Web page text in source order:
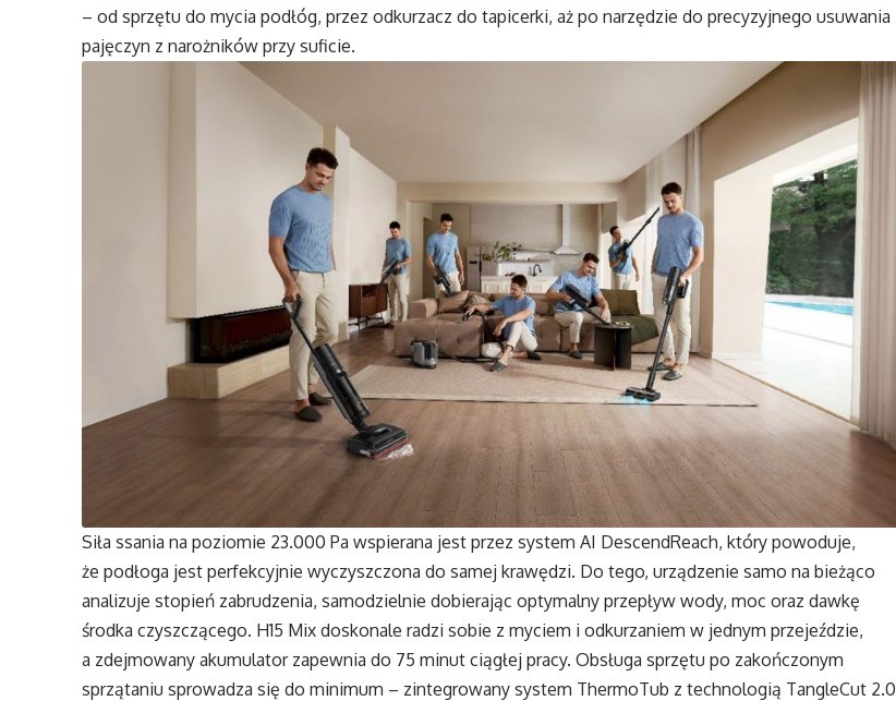
– od sprzętu do mycia podłóg, przez odkurzacz do tapicerki, aż po narzędzie do precyzyjnego usuwania
pajęczyn z narożników przy suficie.
Siła ssania na poziomie 23.000 Pa wspierana jest przez system AI DescendReach, który powoduje,
że podłoga jest perfekcyjnie wyczyszczona do samej krawędzi. Do tego, urządzenie samo na bieżąco
analizuje stopień zabrudzenia, samodzielnie dobierając optymalny przepływ wody, moc oraz dawkę
środka czyszczącego. H15 Mix doskonale radzi sobie z myciem i odkurzaniem w jednym przejeździe,
a zdejmowany akumulator zapewnia do 75 minut ciągłej pracy. Obsługa sprzętu po zakończonym
sprzątaniu sprowadza się do minimum – zintegrowany system ThermoTub z technologią TangleCut 2.0